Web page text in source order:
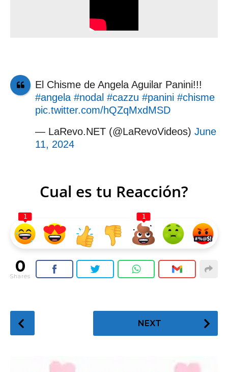
El Chisme de Angela Aguilar Panini!!!
#angela #nodal #cazzu #panini #chisme
pic.twitter.com/hQZqMxdMSD
— LaRevo.NET (@LaRevoVideos) June
11, 2024
Cual es tu Reacción?
1 1
0
Shares
o
NEXT